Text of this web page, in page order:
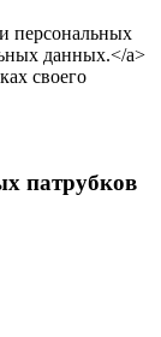
персональных
данных.</a>
своего
патрубков